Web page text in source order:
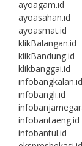
ayoagam.id
ayoasahan.id
ayoasmat.id
klikBalangan.id
klikBandung.id
klikbanggai.id
infobangkalan.id
infobangli.id
infobantaeng.id
infobantul.id